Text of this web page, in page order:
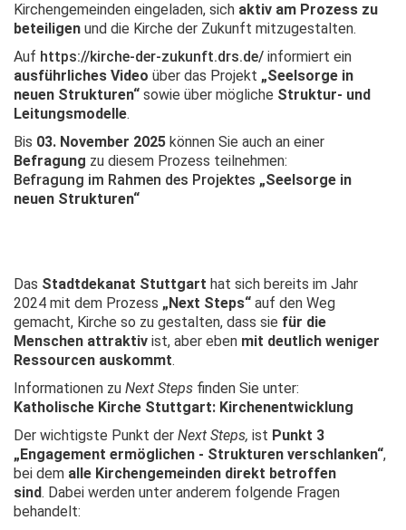
Kirchengemeinden eingeladen, sich aktiv am Prozess zu
beteiligen und die Kirche der Zukunft mitzugestalten.
Auf https://kirche-der-zukunft.drs.de/ informiert ein
ausführliches Video über das Projekt „Seelsorge in
neuen Strukturen“ sowie über mögliche Struktur- und
Leitungsmodelle.
Bis 03. November 2025 können Sie auch an einer
Befragung zu diesem Prozess teilnehmen:
Befragung im Rahmen des Projektes „Seelsorge in
neuen Strukturen“
Das Stadtdekanat Stuttgart hat sich bereits im Jahr
2024 mit dem Prozess „Next Steps“ auf den Weg
gemacht, Kirche so zu gestalten, dass sie für die
Menschen attraktiv ist, aber eben mit deutlich weniger
Ressourcen auskommt.
Informationen zu Next Steps finden Sie unter:
Katholische Kirche Stuttgart: Kirchenentwicklung
Der wichtigste Punkt der Next Steps, ist Punkt 3
„Engagement ermöglichen - Strukturen verschlanken“,
bei dem alle Kirchengemeinden direkt betroffen
sind. Dabei werden unter anderem folgende Fragen
behandelt: